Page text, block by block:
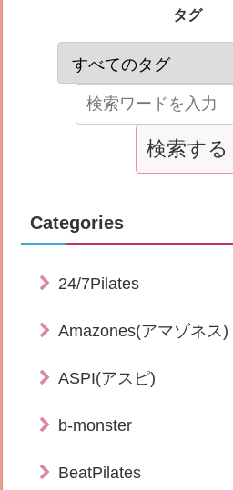
タグ
Categories
24/7Pilates
Amazones(アマゾネス)
ASPI(アスピ)
b-monster
BeatPilates